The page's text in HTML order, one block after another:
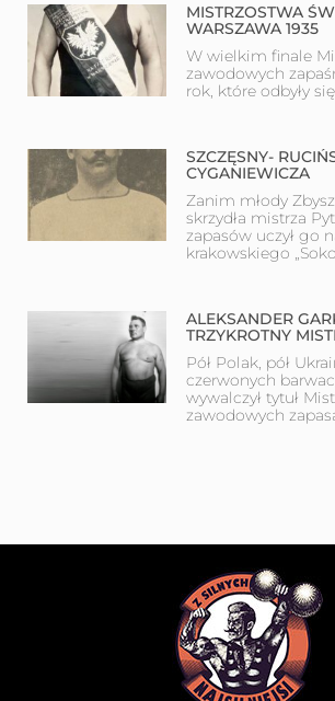
MISTRZOSTWA
WARSZAWA 1935
W wielkim finale
zawodowych
rok, które odbyły
SZCZĘSNY-
CYGANIEWICZA
Zanim młody
skrzydła mistrza
zapasów uczył go
krakowskiego
ALEKSANDER
TRZYKROTNY
Pół Polak, pół
czerwonych
wywalczył tytuł
zawodowych